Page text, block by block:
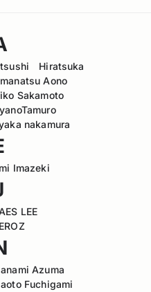
Hiratsuka
Aono
Sakamoto
nakamura
Imazeki
LEE
Azuma
Fuchigami